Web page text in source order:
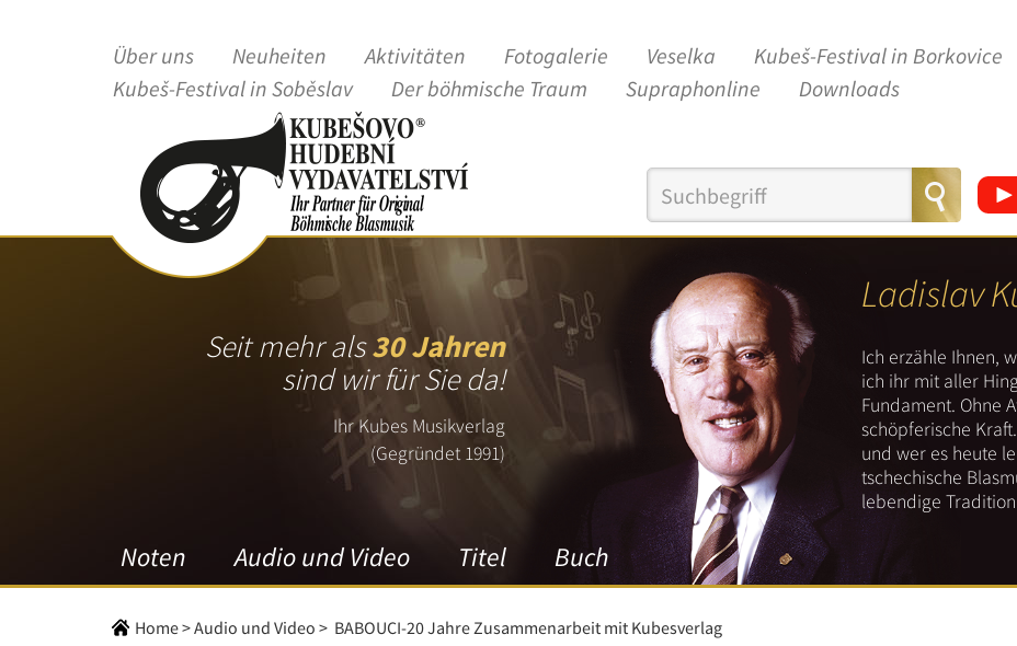
Über uns Neuheiten Aktivitäten Fotogalerie Veselka
Kubeš-Festival in Borkovice
Kubeš-Festival in Soběslav
Der böhmische Traum Supraphonline Downloads
Seit mehr als30 Jahren
sind wir für Sie da!
Ihr Kubes Musikverlag
(Gegründet 1991)
Noten Audio und Video Titel Buch
Ladislav
Ich erzähle Ihnen,
ich ihr mit aller
Fundament. Ohne
schöpferische
und wer es heute
tschechische
lebendige
Home>Audio und Video > BABOUCI-20 Jahre Zusammenarbeit mit Kubesverlag